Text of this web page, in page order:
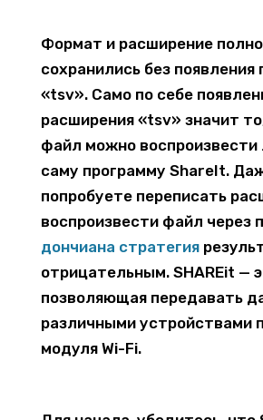
Формат и расширение
сохранились без появления
«tsv». Само по себе
расширения «tsv» значит
файл можно воспроизвести
саму программу ShareIt.
попробуете переписать
воспроизвести файл через
дончиана стратегия
отрицательным. SHAREit —
позволяющая передавать
различными устройствами
модуля Wi-Fi.